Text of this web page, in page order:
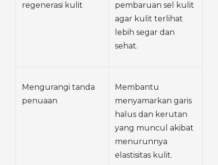
regenerasi kulit
pembaruan sel kulit
agar kulit terlihat
lebih segar dan
sehat.
Mengurangi tanda
penuaan
Membantu
menyamarkan garis
halus dan kerutan
yang muncul akibat
menurunnya
elastisitas kulit.